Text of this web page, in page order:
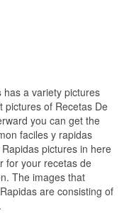
has a variety pictures
pictures of Recetas De
you can get the
faciles y rapidas
pictures in here
for your recetas de
The images that
are consisting of